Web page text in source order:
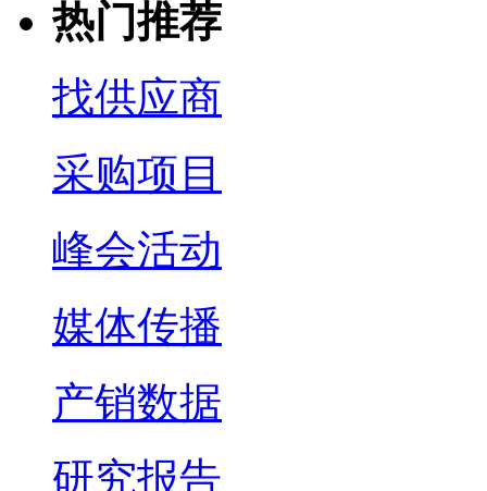
热门推荐
找供应商
采购项目
峰会活动
媒体传播
产销数据
研究报告